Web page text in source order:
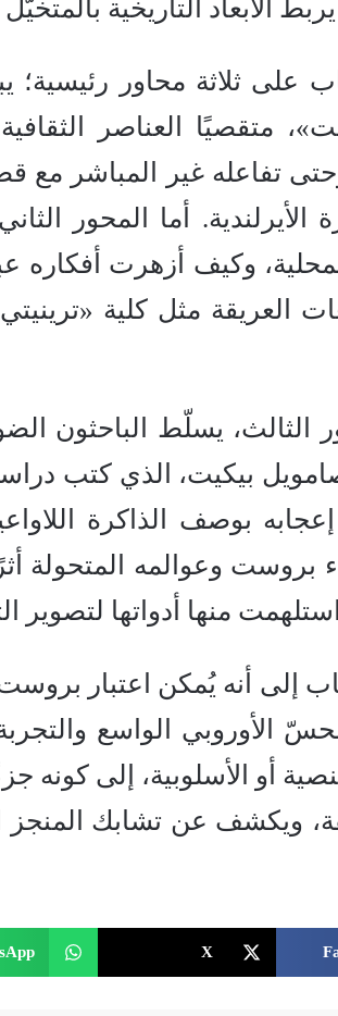
الأبعاد التاريخية
على ثلاثة محاور رئيسية؛
متقصيًا العناصر
تفاعله غير المباشر مع
الأيرلندية. أما المحور
وكيف أزهرت أفكاره
العريقة مثل كلية
الثالث، يسلّط الباحثون
بيكيت، الذي كتب دراسة
بوصف الذاكرة
بروست وعوالمه المتحولة
منها أدواتها لتصوير
إلى أنه يُمكن اعتبار بروست
الأوروبي الواسع والتجربة
أو الأسلوبية، إلى
ويكشف عن تشابك
X